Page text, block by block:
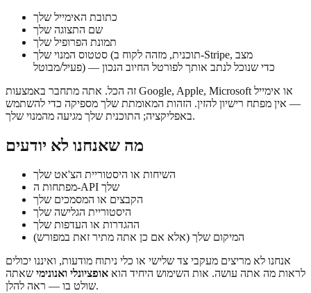
כתובת האימייל שלך
שם התצוגה שלך
תמונת הפרופיל שלך
סטטוס המנוי שלך (תוכנית, מזהה לקוח ב-Stripe, מצב
פעיל/מבוטל) — כדי שנוכל לנתב אותך לפורטל החיוב הנכון
זה הכל. אתה מתחבר באמצעות Google, Apple, Microsoft או אימייל
— אין מפתח רישיון להזין. הזהות המאומתת שלך מספיקה כדי להשתמש
באפליקציה; התוכנית שלך מגיעה מהמנוי שלך.
מה שאנחנו לא יודעים
השיחות או היסטוריית הצ'אט שלך
מפתחות ה-API שלך
הקבצים או המסמכים שלך
היסטוריית הגלישה שלך
ההגדרות או העדפות שלך
המיקום שלך (אלא אם כן אתה מתיר זאת במפורש)
אנחנו לא מריצים מעקבי צד שלישי או כלי ניתוח מודעות, ואיננו יכולים
לראות מה אתה עושה. אות השימוש היחיד הוא אופציונלי ואנונימי שאתה
שולט בו — ראה להלן.